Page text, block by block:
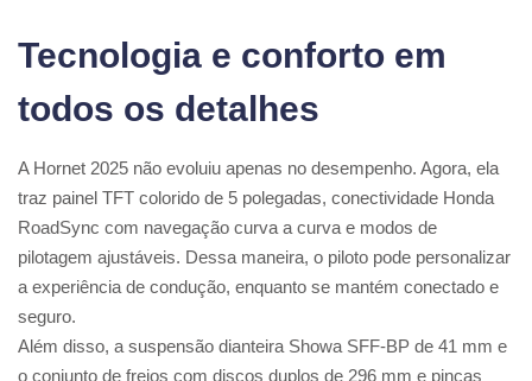
Tecnologia e conforto em
todos os detalhes
A Hornet 2025 não evoluiu apenas no desempenho. Agora, ela
traz painel TFT colorido de 5 polegadas, conectividade Honda
RoadSync com navegação curva a curva e modos de
pilotagem ajustáveis. Dessa maneira, o piloto pode personalizar
a experiência de condução, enquanto se mantém conectado e
seguro.
Além disso, a suspensão dianteira Showa SFF-BP de 41 mm e
o conjunto de freios com discos duplos de 296 mm e pinças